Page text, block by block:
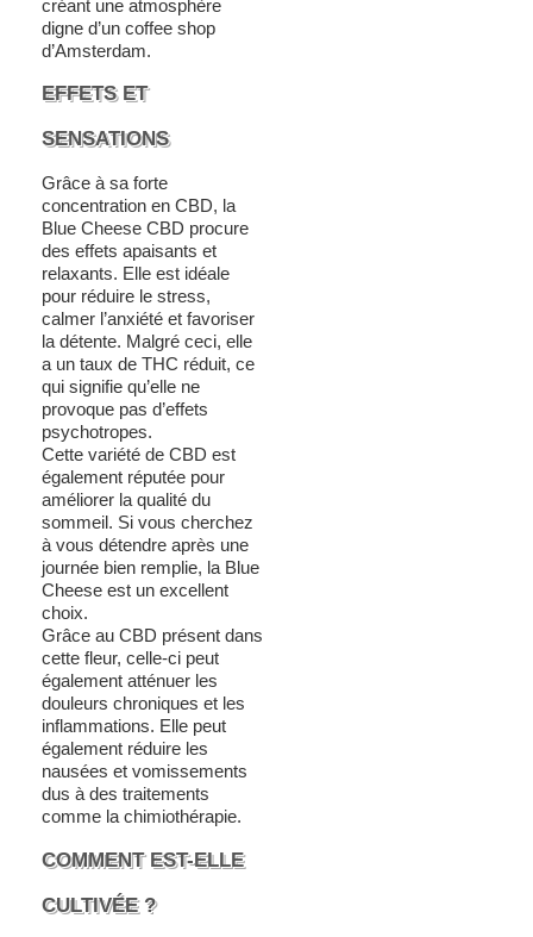
créant une atmosphère
digne d’un coffee shop
d’Amsterdam.
EFFETS ET
SENSATIONS
Grâce à sa forte
concentration en CBD, la
Blue Cheese CBD procure
des effets apaisants et
relaxants. Elle est idéale
pour réduire le stress,
calmer l’anxiété et favoriser
la détente. Malgré ceci, elle
a un taux de THC réduit, ce
qui signifie qu’elle ne
provoque pas d’effets
psychotropes.
Cette variété de CBD est
également réputée pour
améliorer la qualité du
sommeil. Si vous cherchez
à vous détendre après une
journée bien remplie, la Blue
Cheese est un excellent
choix.
Grâce au CBD présent dans
cette fleur, celle-ci peut
également atténuer les
douleurs chroniques et les
inflammations. Elle peut
également réduire les
nausées et vomissements
dus à des traitements
comme la chimiothérapie.
COMMENT EST-ELLE
CULTIVÉE ?